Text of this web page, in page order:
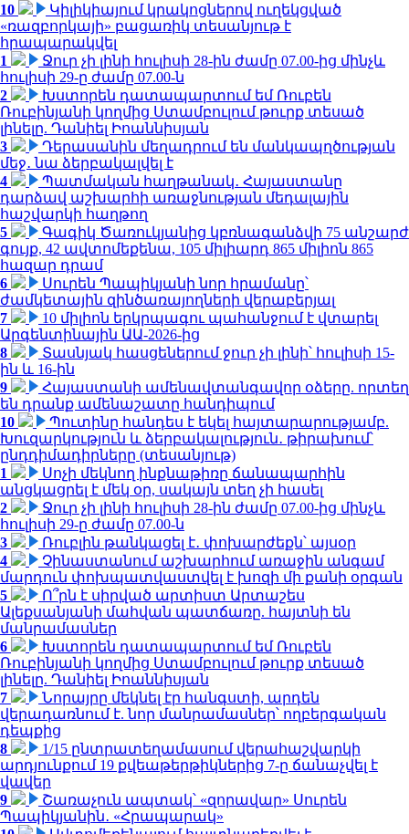
10
Կիլիկիայում կրակոցներով ուղեկցված
«ռազբորկայի» բացառիկ տեսանյութ է
հրապարակվել
1
Ջուր չի լինի հուլիսի 28-ին ժամը 07.00-ից մինչև
հուլիսի 29-ը ժամը 07.00-ն
2
Խստորեն դատապարտում եմ Ռուբեն
Ռուբինյանի կողմից Ստամբուլում թուրք տեսած
լինելը. Դանիել Իոաննիսյան
3
Դերասանին մեղադրում են մանկապղծության
մեջ․ նա ձերբակալվել է
4
Պատմական հաղթանակ․ Հայաստանը
դարձավ աշխարհի առաջնության մեդալային
հաշվարկի հաղթող
5
Գագիկ Ծառուկյանից կբռնագանձվի 75 անշարժ
գույք, 42 ավտոմեքենա, 105 միլիարդ 865 միլիոն 865
հազար դրամ
6
Սուրեն Պապիկյանի նոր հրամանը՝
ժամկետային զինծառայողների վերաբերյալ
7
10 միլիոն երկրպագու պահանջում է վտարել
Արգենտինային ԱԱ-2026-ից
8
Տասնյակ հասցեներում ջուր չի լինի՝ հուլիսի 15-
ին և 16-ին
9
Հայաստանի ամենավտանգավոր օձերը. որտեղ
են դրանք ամենաշատը հանդիպում
10
Պուտինը հանդես է եկել հայտարարությամբ.
Խուզարկություն և ձերբակալություն․ թիրախում՝
ընդդիմադիրները (տեսանյութ)
1
Սոչի մեկնող ինքնաթիռը ճանապարհին
անցկացրել է մեկ օր, սակայն տեղ չի հասել
2
Ջուր չի լինի հուլիսի 28-ին ժամը 07.00-ից մինչև
հուլիսի 29-ը ժամը 07.00-ն
3
Ռուբլին թանկացել է․ փոխարժեքն՝ այսօր
4
Չինաստանում աշխարհում առաջին անգամ
մարդուն փոխպատվաստվել է խոզի մի քանի օրգան
5
Ո՞րն է սիրված արտիստ Արտաշես
Ալեքսանյանի մահվան պատճառը. հայտնի են
մանրամասներ
6
Խստորեն դատապարտում եմ Ռուբեն
Ռուբինյանի կողմից Ստամբուլում թուրք տեսած
լինելը. Դանիել Իոաննիսյան
7
Նորայրը մեկնել էր հանգստի, արդեն
վերադառնում է. նոր մանրամասներ՝ ողբերգական
դեպքից
8
1/15 ընտրատեղամասում վերահաշվարկի
արդյունքում 19 քվեաթերթիկներից 7-ը ճանաչվել է
վավեր
9
Շառաչուն ապտակ՝ «զորավար» Սուրեն
Պապիկյանին․ «Հրապարակ»